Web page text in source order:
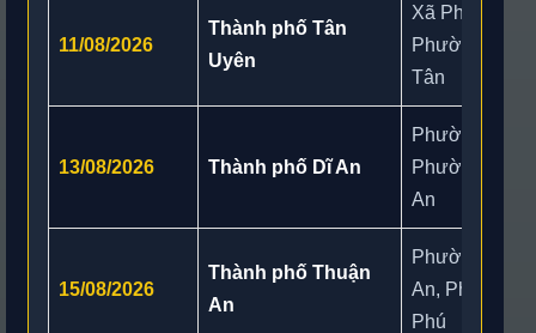
11/08/2026
Thành phố Tân
Uyên
Xã Phước
Phường Tân
Tân
13/08/2026 Thành phố Dĩ An
Phường Bình
Phường Tân
An
15/08/2026
Thành phố Thuận
An
Phường
An, Phường
Phú